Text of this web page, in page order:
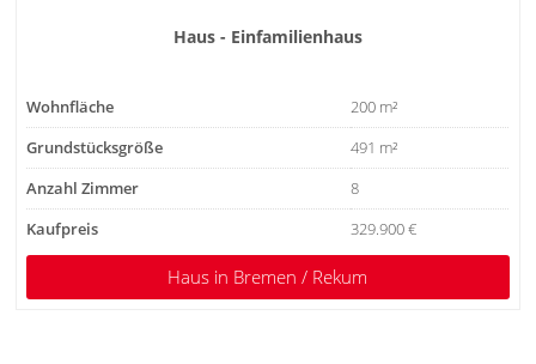
Haus - Einfamilienhaus
Wohnfläche
200 m²
Grundstücksgröße
491 m²
Anzahl Zimmer
8
Kaufpreis
329.900 €
Haus in Bremen / Rekum